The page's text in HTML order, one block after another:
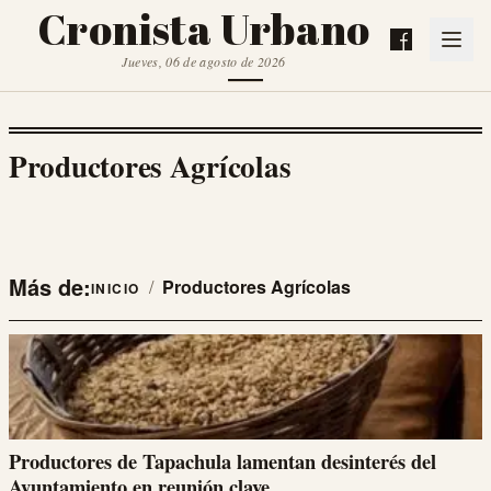
Cronista Urbano
Jueves, 06 de agosto de 2026
Productores Agrícolas
Más de:INICIO / Productores Agrícolas
Productores de Tapachula lamentan desinterés del